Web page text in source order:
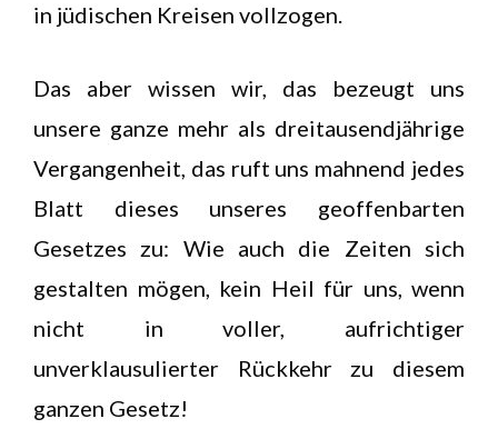
in jüdischen Kreisen vollzogen.
Das aber wissen wir, das bezeugt uns
unsere ganze mehr als dreitausendjährige
Vergangenheit, das ruft uns mahnend jedes
Blatt dieses unseres geoffenbarten
Gesetzes zu: Wie auch die Zeiten sich
gestalten mögen, kein Heil für uns, wenn
nicht in voller, aufrichtiger
unverklausulierter Rückkehr zu diesem
ganzen Gesetz!